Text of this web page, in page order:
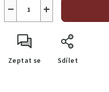
+
−
Zeptat se Sdílet